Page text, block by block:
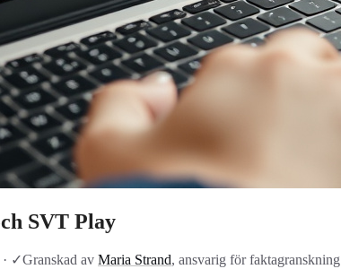
SVT Play
· ✓Granskad av Maria Strand, ansvarig för faktagranskning